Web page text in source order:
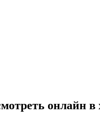
онлайн в